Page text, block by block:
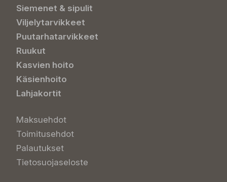
Siemenet & sipulit
Viljelytarvikkeet
Puutarhatarvikkeet
Ruukut
Kasvien hoito
Käsienhoito
Lahjakortit
Maksuehdot
Toimitusehdot
Palautukset
Tietosuojaseloste